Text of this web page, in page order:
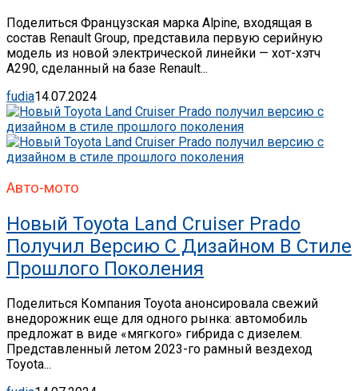
Поделиться Французская марка Alpine, входящая в
состав Renault Group, представила первую серийную
модель из новой электрической линейки — хот-хэтч
A290, сделанный на базе Renault...
fudia14.07.2024
Авто-мото
Новый Toyota Land Cruiser Prado
Получил Версию С Дизайном В Стиле
Прошлого Поколения
Поделиться Компания Toyota анонсировала свежий
внедорожник еще для одного рынка: автомобиль
предложат в виде «мягкого» гибрида с дизелем.
Представленный летом 2023-го рамный вездеход
Toyota...